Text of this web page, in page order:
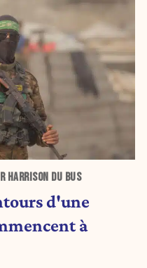
HARRISON DU BUS
d'une
à